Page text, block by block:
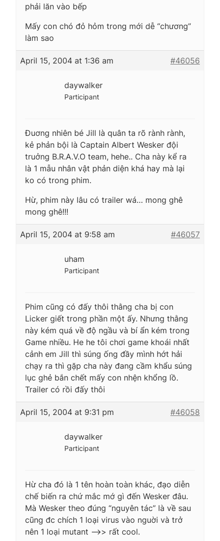
phải lăn vào bếp
Mấy con chó đỏ hỏm trong mới dễ “chương”
làm sao
April 15, 2004 at 1:36 am #46056
daywalker
Participant
Đuơng nhiên bé Jill là quân ta rõ rành rành,
kẻ phản bội là Captain Albert Wesker đội
truởng B.R.A.V.O team, hehe.. Cha này kể ra
là 1 mẫu nhân vật phản diện khá hay mà lại
ko có trong phim.
Hừ, phim này lâu có trailer wá… mong ghê
mong ghê!!!
April 15, 2004 at 9:58 am #46057
uham
Participant
Phim cũng có đấy thôi thằng cha bị con
Licker giết trong phần một ấy. Nhưng thằng
này kém quá về độ ngầu và bí ẩn kém trong
Game nhiều. He he tôi chơi game khoái nhất
cảnh em Jill thì súng ống đầy mình hớt hải
chạy ra thì gặp cha này đang cầm khẩu súng
lục ghẻ bắn chết mấy con nhện khổng lồ.
Trailer có rồi đấy thôi
April 15, 2004 at 9:31 pm #46058
daywalker
Participant
Hừ cha đó là 1 tên hoàn toàn khác, đạo diễn
chế biến ra chứ mắc mớ gì đến Wesker đâu.
Mà Wesker theo đúng “nguyên tác” là về sau
cũng đc chích 1 loại virus vào nguời và trở
nên 1 loại mutant —->> rất cool.